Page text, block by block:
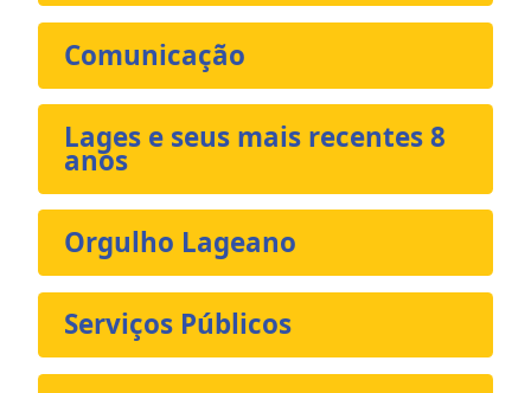
Comunicação
Lages e seus mais recentes 8
anos
Orgulho Lageano
Serviços Públicos